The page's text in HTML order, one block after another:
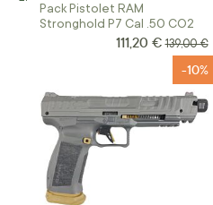
Pack Pistolet RAM
Stronghold P7 Cal .50 CO2
Prix Spécial
111,20 € Prix
139,00 €
-10%